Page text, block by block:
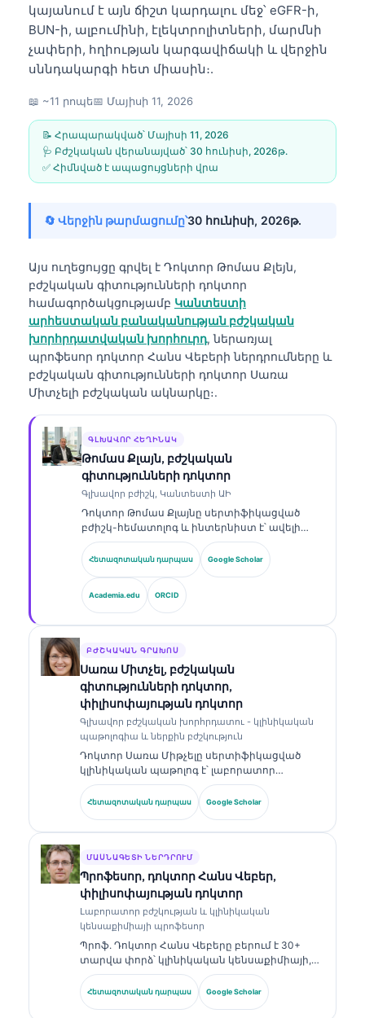
կայանում է այն ճիշտ կարդալու մեջ՝ eGFR-ի,
BUN-ի, ալբումինի, էլեկտրոլիտների, մարմնի
չափերի, հղիության կարգավիճակի և վերջին
սննդակարգի հետ միասին։.
📖 ~11 րոպե📅 Մայիսի 11, 2026
📝 Հրապարակված՝ Մայիսի 11, 2026
🩺 Բժշկական վերանայված՝ 30 հունիսի, 2026թ․
✅ Հիմնված է ապացույցների վրա
🔄 Վերջին թարմացումը՝30 հունիսի, 2026թ․
Այս ուղեցույցը գրվել է Դոկտոր Թոմաս Քլեյն,
բժշկական գիտությունների դոկտոր
համագործակցությամբ Կանտեստի
արհեստական բանականության բժշկական
խորհրդատվական խորհուրդ, ներառյալ
պրոֆեսոր դոկտոր Հանս Վեբերի ներդրումները և
բժշկական գիտությունների դոկտոր Սառա
Միտչելի բժշկական ակնարկը։.
ԳԼԽԱՎՈՐ ՀԵՂԻՆԱԿ
Թոմաս Քլայն, բժշկական
գիտությունների դոկտոր
Գլխավոր բժիշկ, Կանտեստի ԱԻ
Դոկտոր Թոմաս Քլայնը սերտիֆիկացված
բժիշկ-հեմատոլոգ և ինտերնիստ է՝ ավելի
քան 15 տարվա փորձով լաբորատոր
բժշկության և ԱԻ-ի օգնությամբ կլինիկական
վերլուծության ոլորտում։ Որպես Kantesti AI-ի
գլխավոր բժշկական տնօրեն՝ նա ապահովում
է սեփականատիրական նեյրոնային ցանցի
բժշկական ճշգրտության կլինիկական
վերահսկողությունը։ Դոկտոր Քլայնը լայնորեն
հրապարակել է բիոմարկերների
ախտորոշման վերաբերյալ՝ լաբորատոր
բժշկության թեմաներով։.
Հետազոտական դարպաս Google Scholar
Academia.edu ORCID
ԲԺՇԿԱԿԱՆ ԳՐԱԽՈՍ
Սառա Միտչել, բժշկական
գիտությունների դոկտոր,
փիլիսոփայության դոկտոր
Գլխավոր բժշկական խորհրդատու - կլինիկական
պաթոլոգիա և ներքին բժշկություն
Դոկտոր Սառա Միթչելը սերտիֆիկացված
կլինիկական պաթոլոգ է՝ լաբորատոր
բժշկության և ախտորոշիչ վերլուծության
ոլորտում ավելի քան 18 տարվա փորձով։ Նա
ունի մասնագիտացված հավաստագրեր
ու լաբորատոր վերլուծության վերաբերյալ՝
կլինիկական պրակտիկայում։.
Հետազոտական դարպաս Google Scholar
ՄԱՍՆԱԳԵՏԻ ՆԵՐԴՐՈՒՄ
Պրոֆեսոր, դոկտոր Հանս Վեբեր,
փիլիսոփայության դոկտոր
Լաբորատոր բժշկության և կլինիկական
կենսաքիմիայի պրոֆեսոր
Պրոֆ. Դոկտոր Հանս Վեբերը բերում է 30+
տարվա փորձ՝ կլինիկական կենսաքիմիայի,
լաբորատոր բժշկության և բիոմարկերների
հետազոտության ոլորտներում։ Եղել է
Գերմանիայի Կլինիկական քիմիայի
Հետազոտական դարպաս Google Scholar